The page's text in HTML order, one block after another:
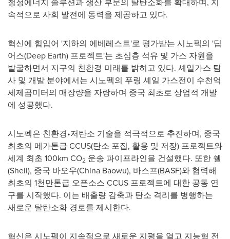
속적으로 사회 발전에 동력을 제공하고 있다.
혁신에 힘입어 '지하의 에베레스트'로 평가받는 시노펙의 '딥
어스(Deep Earth) 프로젝트'는 초심층 석유 및 가스 자원을
발굴하면서 지구의 친환경 미래를 밝히고 있다. 셰일가스 탐
사 및 개발 분야에서는 시노펙의 푸링 셰일 가스전이 수천억
세제곱미터의 매장량을 자랑하며 중국 최초로 상업적 개발
에 성공했다.
시노펙은 친환경•저탄소 기술을 적극적으로 추진하며, 중국
최초의 메가톤급 CCUS(탄소 포집, 활용 및 저장) 프로젝트와
세계 최초 100km CO2 운송 파이프라인을 건설했다. 또한 쉘
(Shell), 중국 바오우(China Baowu), 바스프(BASF)와 협력해
최초의 1천만톤급 오픈소스 CCUS 프로젝트에 대한 공동 연
구를 시작했다. 이는 배출량 감축과 탄소 격리를 병행하는
새로운 탈탄소화 경로를 제시한다.
혁신은 시노펙이 지속적으로 새로운 지평을 열고 지능형 전